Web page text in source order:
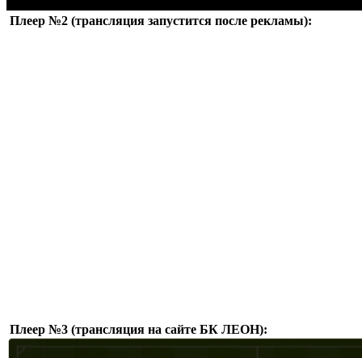
Плеер №2 (трансляция запустится после рекламы):
Плеер №3 (трансляция на сайте БК ЛЕОН):